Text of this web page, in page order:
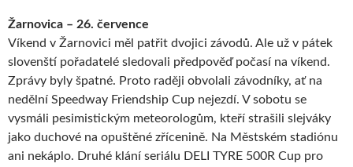
Žarnovica – 26. července
Víkend v Žarnovici měl patřit dvojici závodů. Ale už v pátek
slovenští pořadatelé sledovali předpověď počasí na víkend.
Zprávy byly špatné. Proto raději obvolali závodníky, ať na
nedělní Speedway Friendship Cup nejezdí. V sobotu se
vysmáli pesimistickým meteorologům, kteří strašili slejváky
jako duchové na opuštěné zřícenině. Na Městském stadiónu
ani nekáplo. Druhé klání seriálu DELI TYRE 500R Cup pro